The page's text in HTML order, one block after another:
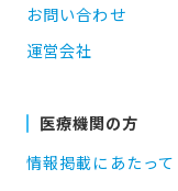
お問い合わせ
運営会社
医療機関の方
情報掲載にあたって